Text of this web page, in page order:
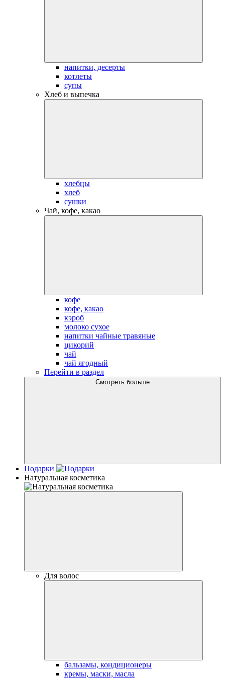
напитки, десерты
котлеты
супы
Хлеб и выпечка
хлебцы
хлеб
сушки
Чай, кофе, какао
кофе
кофе, какао
кэроб
молоко сухое
напитки чайные травяные
цикорий
чай
чай ягодный
Перейти в раздел
Смотреть больше
Подарки
Натуральная косметика
Для волос
бальзамы, кондиционеры
кремы, маски, масла